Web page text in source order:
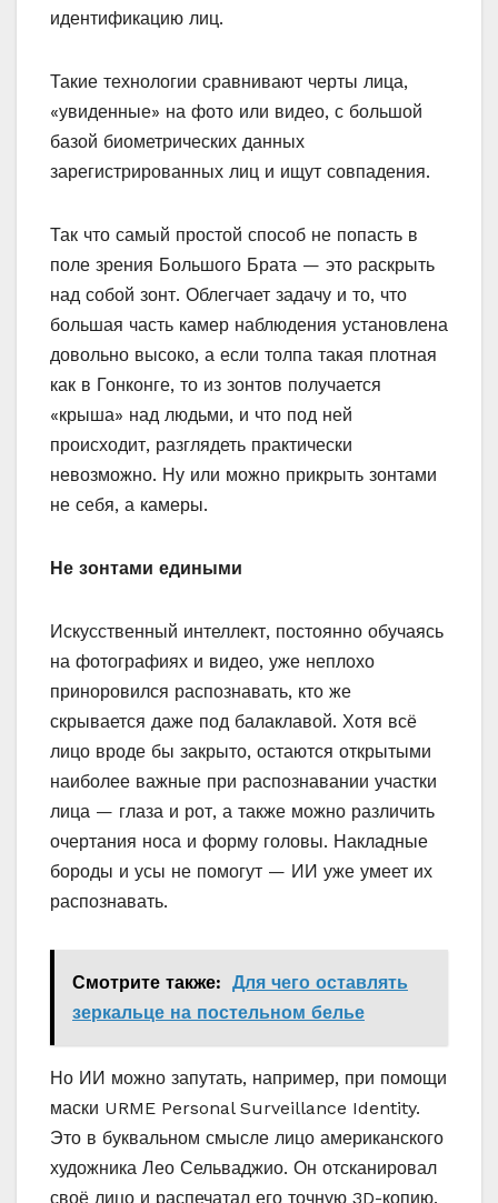
идентификацию лиц.
Такие технологии сравнивают черты лица,
«увиденные» на фото или видео, с большой
базой биометрических данных
зарегистрированных лиц и ищут совпадения.
Так что самый простой способ не попасть в
поле зрения Большого Брата — это раскрыть
над собой зонт. Облегчает задачу и то, что
большая часть камер наблюдения установлена
довольно высоко, а если толпа такая плотная
как в Гонконге, то из зонтов получается
«крыша» над людьми, и что под ней
происходит, разглядеть практически
невозможно. Ну или можно прикрыть зонтами
не себя, а камеры.
Не зонтами едиными
Искусственный интеллект, постоянно обучаясь
на фотографиях и видео, уже неплохо
приноровился распознавать, кто же
скрывается даже под балаклавой. Хотя всё
лицо вроде бы закрыто, остаются открытыми
наиболее важные при распознавании участки
лица — глаза и рот, а также можно различить
очертания носа и форму головы. Накладные
бороды и усы не помогут — ИИ уже умеет их
распознавать.
Смотрите также: Для чего оставлять
зеркальце на постельном белье
Но ИИ можно запутать, например, при помощи
маски URME Personal Surveillance Identity.
Это в буквальном смысле лицо американского
художника Лео Сельваджио. Он отсканировал
своё лицо и распечатал его точную 3D-копию.